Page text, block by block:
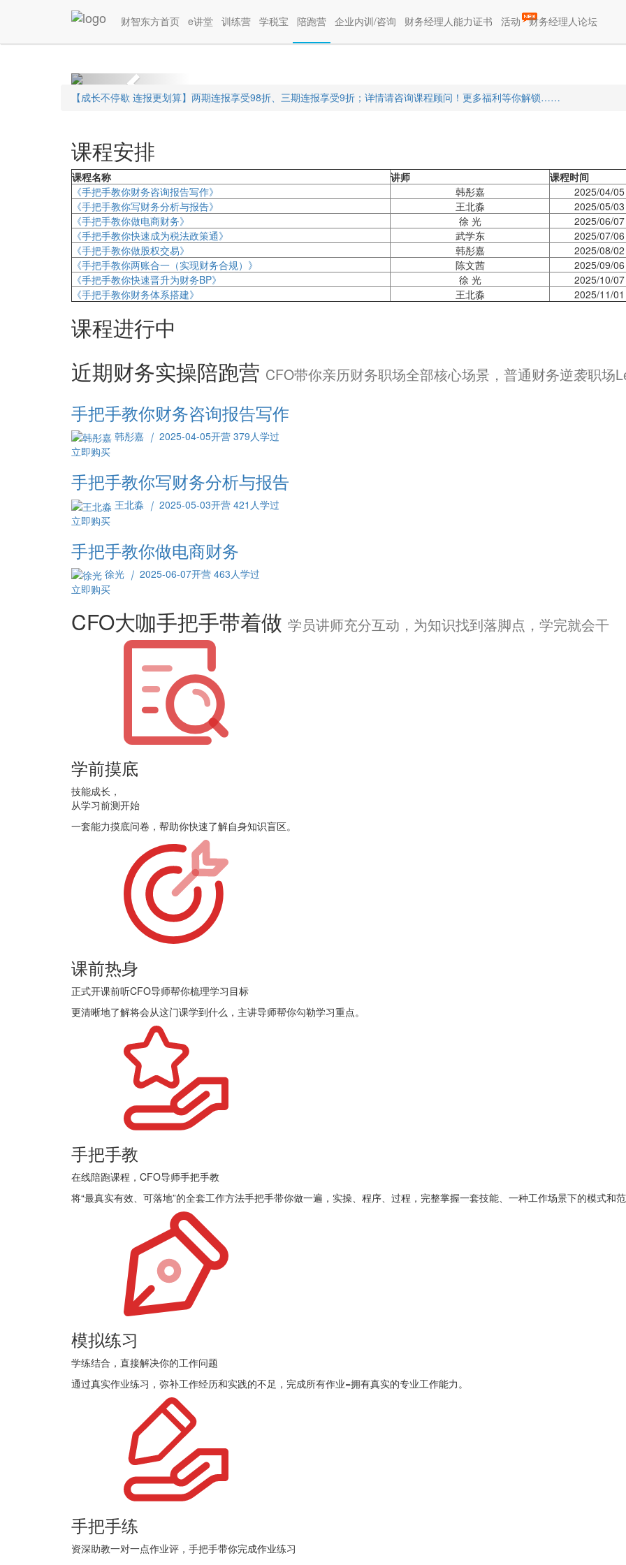
财智东方首页 e讲堂 训练营 学税宝 陪跑营(current)
企业内训/咨询 财务经理人能力证书 活动(current)
财务经理人论坛
财务实操陪跑营0基础、0经验、从小白到高手，带你走上职场晋升快车道
Previous
【成长不停歇 连报更划算】两期连报享受98折、三期连报享受9折；详情请咨询课程顾问！更多福利等你解锁……
课程安排
课程名称 讲师
课程时间
《手把手教你财务咨询报告写作》
韩彤嘉
2025/04/
《手把手教你写财务分析与报告》
王北淼
2025/05/
《手把手教你做电商财务》
徐 光
2025/06/
《手把手教你快速成为税法政策通》
武学东
2025/07/
《手把手教你做股权交易》
韩彤嘉
2025/08/
《手把手教你两账合一（实现财务合规）》
陈文茜
2025/09/
《手把手教你快速晋升为财务BP》
徐 光
2025/10/
《手把手教你财务体系搭建》
王北淼 2025/11/
课程进行中
近期财务实操陪跑营 CFO带你亲历财务职场全部核心场景，普通财务逆袭职场
手把手教你财务咨询报告写作
韩彤嘉 ｜ 2025-04-05开营 379人学过
立即购买
手把手教你写财务分析与报告
王北淼 ｜ 2025-05-03开营 421人学过
立即购买
手把手教你做电商财务
徐光 ｜ 2025-06-07开营 463人学过
立即购买
CFO大咖手把手带着做 学员讲师充分互动，为知识找到落脚点，学完就会干
学前摸底
技能成长，
从学习前测开始
一套能力摸底问卷，帮助你快速了解自身知识盲区。
课前热身
正式开课前听CFO导师帮你梳理学习目标
更清晰地了解将会从这门课学到什么，主讲导师帮你勾勒学习重点。
手把手教
在线陪跑课程，CFO导师手把手教
将“最真实有效、可落地”的全套工作方法手把手带你做一遍，实操、程序、过程，完整掌握一套技能、一种工作场景下的模式和
模拟练习
学练结合，直接解决你的工作问题
通过真实作业练习，弥补工作经历和实践的不足，完成所有作业=拥有真实的专业工作能力。
手把手练
资深助教一对一点作业评，手把手带你完成作业练习